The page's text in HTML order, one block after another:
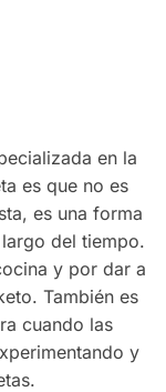
en la
es que no es
es una forma
del tiempo.
y por dar a
También es
cuando las
y